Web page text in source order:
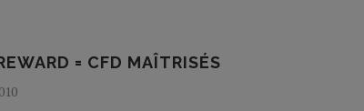
= CFD MAÎTRISÉS